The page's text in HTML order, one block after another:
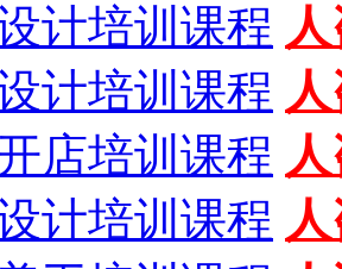
计培训课程
计培训课程
店培训课程
计培训课程